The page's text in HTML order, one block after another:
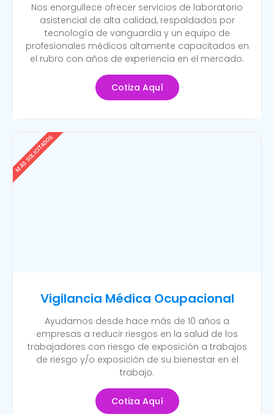
Nos enorgullece ofrecer servicios de laboratorio
asistencial de alta calidad, respaldados por
tecnología de vanguardia y un equipo de
profesionales médicos altamente capacitados en
el rubro con años de experiencia en el mercado.
Cotiza Aquí
Vigilancia Médica Ocupacional
Ayudamos desde hace más de 10 años a
empresas a reducir riesgos en la salud de los
trabajadores con riesgo de exposición a trabajos
de riesgo y/o exposición de su bienestar en el
trabajo.
Cotiza Aquí
MÁS SOLICITADOS